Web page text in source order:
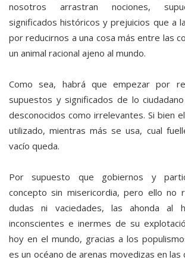
nosotros arrastran nociones,
significados históricos y prejuicios que a
por reducirnos a una cosa más entre las
un animal racional ajeno al mundo.
Como sea, habrá que empezar por
supuestos y significados de lo
desconocidos como irrelevantes. Si bien
utilizado, mientras más se usa, cual
vacío queda.
Por supuesto que gobiernos y
concepto sin misericordia, pero ello no
dudas ni vaciedades, las ahonda al
inconscientes e inermes de su
hoy en el mundo, gracias a los
es un océano de arenas movedizas en las